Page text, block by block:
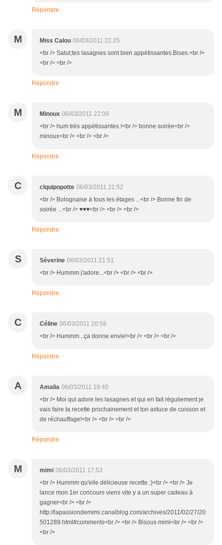
Répondre
M Miss Calou 06/03/2011 22:25
<br /> Salut;tes lasagnes sont bien appétissantes.Bises.<br />
<br /> <br />
Répondre
M Minoux 06/03/2011 22:09
<br /> hum très appétissantes !<br /> bonne soirée<br />
minoux<br /> <br /> <br />
Répondre
C clquipopotte 06/03/2011 21:52
<br /> Bolognaise à tous les étages ...<br /> Bonne fin de
soirée ...<br /> ♥♥♥<br /> <br /> <br />
Répondre
S Séverine 06/03/2011 21:51
<br /> Hummm j'adore...<br /> <br /> <br />
Répondre
C Céline 06/03/2011 20:58
<br /> Hummm...ça donne envie!<br /> <br /> <br />
Répondre
A Amalia 06/03/2011 18:40
<br /> Moi qui adore les lasagnes et qui en fait réguliement je
vais faire ta recette prochainement et ton astuce de cuisson et
de réchauffage!<br /> <br /> <br />
Répondre
M mimi 06/03/2011 17:53
<br /> Hummm qu'elle délicieuse recette ;)<br /> <br /> Je
lance mon 1er concours viens vite y a un super cadeau à
gagner<br /> <br />
http://lapassiondemimi.canalblog.com/archives/2011/02/27/20
501289.html#comments<br /> <br /> Bisous mimi<br /> <br />
<br />